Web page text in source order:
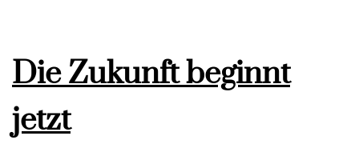
Die Zukunft beginnt
jetzt